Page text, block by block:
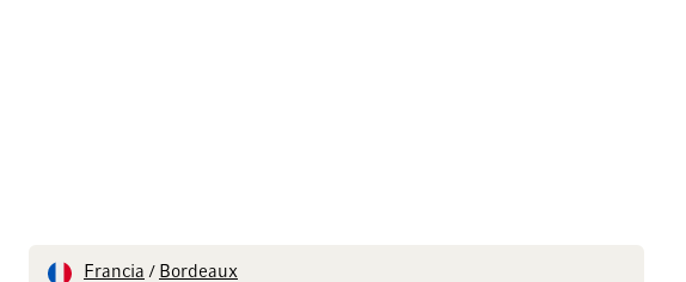
Francia / Bordeaux